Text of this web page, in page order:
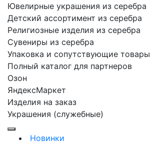
Ювелирные украшения из серебра
Детский ассортимент из серебра
Религиозные изделия из серебра
Сувениры из серебра
Упаковка и сопутствующие товары
Полный каталог для партнеров
Озон
ЯндексМаркет
Изделия на заказ
Украшения (служебные)
Новинки